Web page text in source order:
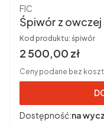
Producent
FIC
Śpiwór z
Kod produktu: śpiwór
Cena brutto
2 500,00 zł
Ceny podane bez
Dostępność:na